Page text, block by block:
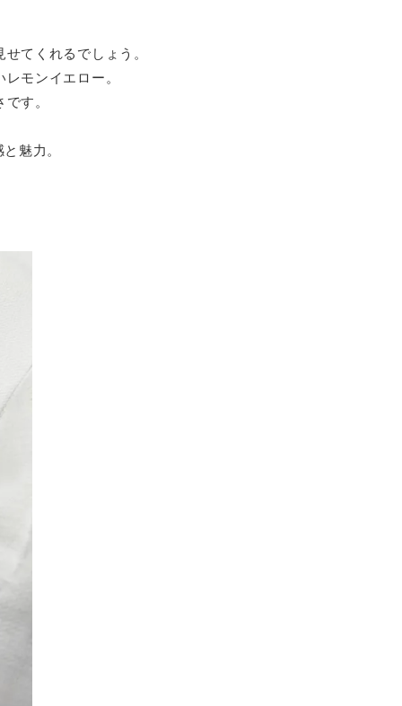
てくれるでしょう。
モンイエロー。
す。
魅力。